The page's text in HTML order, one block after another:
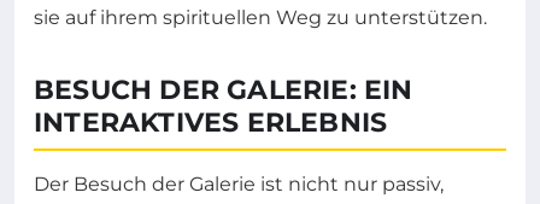
sie auf ihrem spirituellen Weg zu unterstützen.
BESUCH DER GALERIE: EIN
INTERAKTIVES ERLEBNIS
Der Besuch der Galerie ist nicht nur passiv,